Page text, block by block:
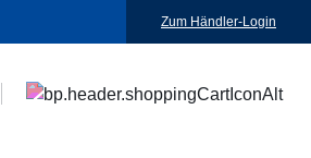
Zum Händler-Login